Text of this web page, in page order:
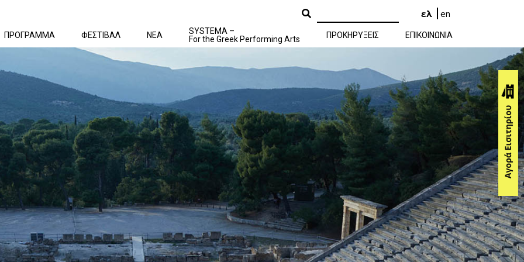
ελ en
ΠΡΟΓΡΑΜΜΑ ΦΕΣΤΙΒΑΛ ΝΕΑ
SYSTEMA –
For the Greek Performing Arts
ΠΡΟΚΗΡΥΞΕΙΣ ΕΠΙΚΟΙΝΩΝΙΑ